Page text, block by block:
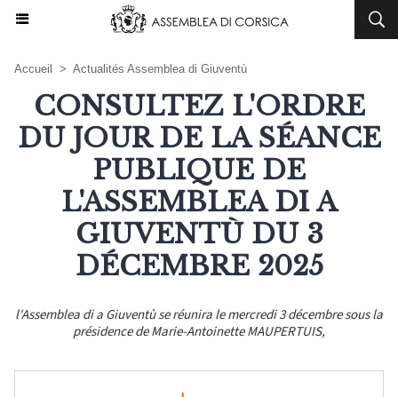
Accueil > Actualités Assemblea di Giuventù
CONSULTEZ L'ORDRE
DU JOUR DE LA SÉANCE
PUBLIQUE DE
L'ASSEMBLEA DI A
GIUVENTÙ DU 3
DÉCEMBRE 2025
l'Assemblea di a Giuventù se réunira le mercredi 3 décembre sous la
présidence de Marie-Antoinette MAUPERTUIS,